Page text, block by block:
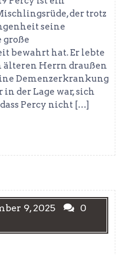
der trotz
seine
große
bewahrt hat. Er lebte
Herrn draußen
Demenzerkrankung
der Lage war, sich
Percy nicht […]
9, 2025
0